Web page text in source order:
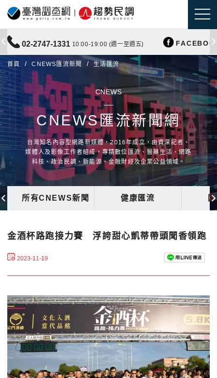
02-2747-1331 10:00-19:00 (週一至週五)
首頁 CNEWS匯流新聞 生活匯流
CNEWS
CNEWS匯流新聞網
台灣知名內容型網路新媒體，2016年成立，由資深記者、
媒體人及影像工作者組成，專精數位匯流、醫藥生活、網路
科技、政治民調、新能源、金融財經及企業公益領域。
所有CNEWS新聞 健康匯流
金酒杯路跑接力賽 浮誇甜心凱蒂帶頭聞香領跑
2023-11-19